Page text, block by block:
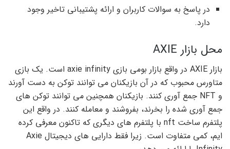
در پاسخ به سوالات کاربران و ارائه پشتیبانی تاخیر وجود
دارد.
محل بازار AXIE
بازار AXIE در واقع بازار بومی بازی axie infinity است. یک بازی
متاورس محبوب که در آن بازیکنان می توانند توکن به دست آورند
و NFT جمع آوری کنند. بازیکنان همچنین می توانند توکن های
جمع آوری شده را بخرند، بفروشند و معامله کنند. در واقع این
پلتفرم ساخت nft با پلتفرم های دیگری که تاکنون معرفی کرده
ایم، کمی متفاوت است. زیرا فقط دارایی های دیجیتال Axie